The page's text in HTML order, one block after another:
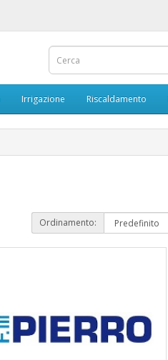
Irrigazione Riscaldamento
Ordinamento: